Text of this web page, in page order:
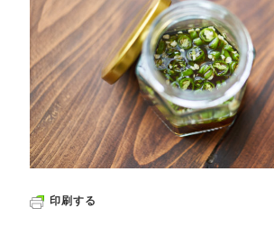
印刷する